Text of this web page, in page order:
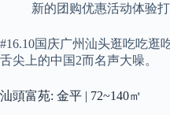
新的团购优惠活动体验
#16.10国庆广州汕头逛吃吃逛
舌尖上的中国2而名声大噪。
汕頭富苑: 金平 | 72~140㎡